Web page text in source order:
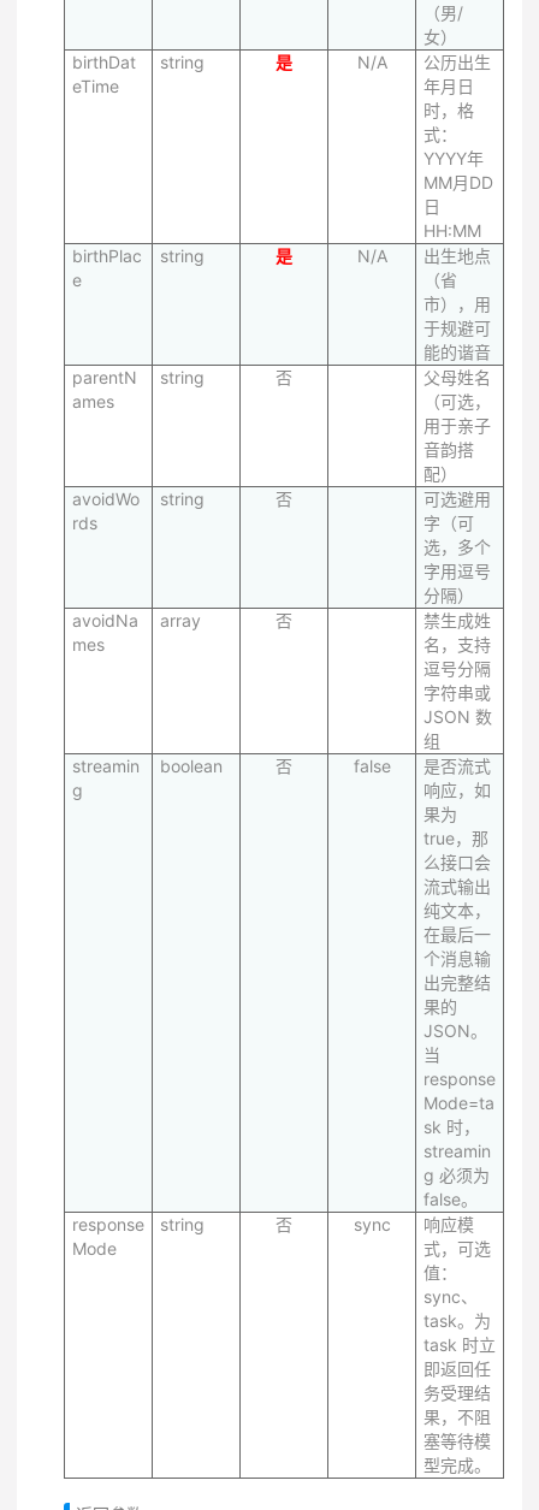
（男/
女）
birthDat
eTime
string 是 N/A
公历出生
年月日
时，格
式：
YYYY年
MM月DD
日
HH:MM
birthPlac
e
string 是 N/A
出生地点
（省
市），用
于规避可
能的谐音
parentN
ames
string 否
父母姓名
（可选，
用于亲子
音韵搭
配）
avoidWo
rds
string 否
可选避用
字（可
选，多个
字用逗号
分隔）
avoidNa
mes
array 否
禁生成姓
名，支持
逗号分隔
字符串或
JSON 数
组
streamin
g
boolean 否 false
是否流式
响应，如
果为
true，那
么接口会
流式输出
纯文本，
在最后一
个消息输
出完整结
果的
JSON。
当
response
Mode=ta
sk 时，
streamin
g 必须为
false。
response
Mode
string 否 sync
响应模
式，可选
值：
sync、
task。为
task 时立
即返回任
务受理结
果，不阻
塞等待模
型完成。